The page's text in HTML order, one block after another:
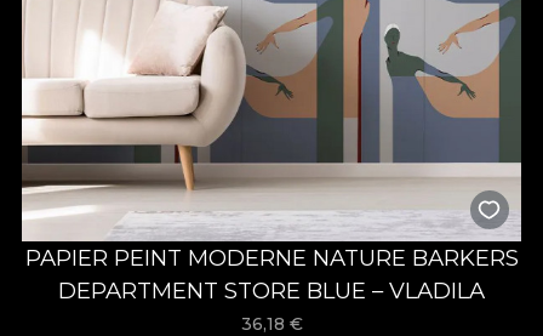
PAPIER PEINT MODERNE NATURE BARKERS
DEPARTMENT STORE BLUE – VLADILA
36,18 €